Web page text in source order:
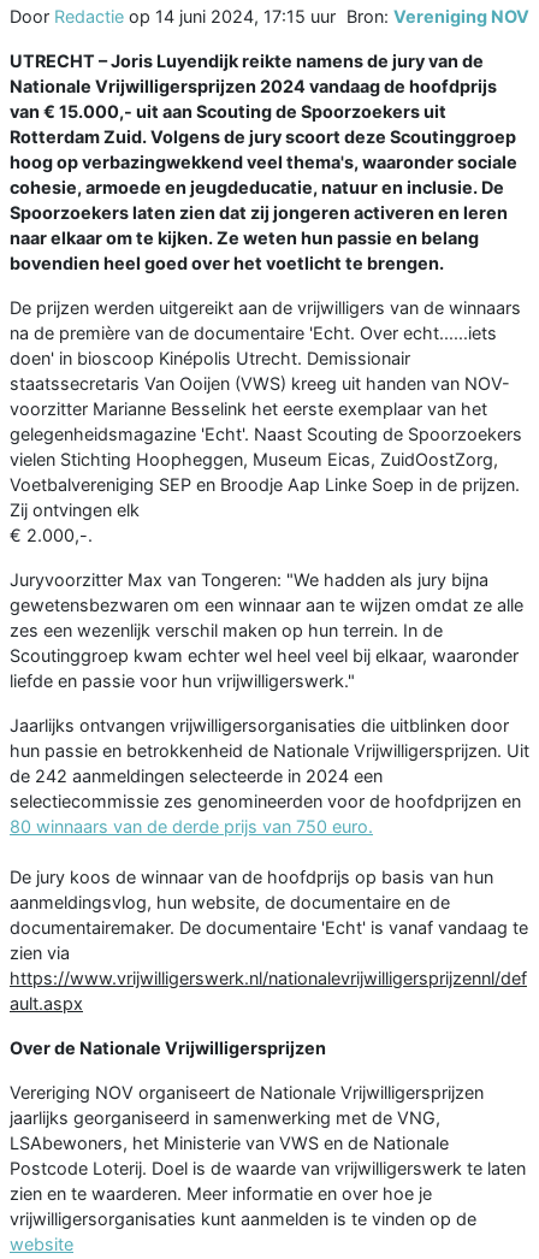
Door Redactie op 14 juni 2024, 17:15 uur Bron: Vereniging NOV
UTRECHT – Joris Luyendijk reikte namens de jury van de
Nationale Vrijwilligersprijzen 2024 vandaag de hoofdprijs
van € 15.000,- uit aan Scouting de Spoorzoekers uit
Rotterdam Zuid. Volgens de jury scoort deze Scoutinggroep
hoog op verbazingwekkend veel thema's, waaronder sociale
cohesie, armoede en jeugdeducatie, natuur en inclusie. De
Spoorzoekers laten zien dat zij jongeren activeren en leren
naar elkaar om te kijken. Ze weten hun passie en belang
bovendien heel goed over het voetlicht te brengen.
De prijzen werden uitgereikt aan de vrijwilligers van de winnaars
na de première van de documentaire 'Echt. Over echt......iets
doen' in bioscoop Kinépolis Utrecht. Demissionair
staatssecretaris Van Ooijen (VWS) kreeg uit handen van NOV-
voorzitter Marianne Besselink het eerste exemplaar van het
gelegenheidsmagazine 'Echt'. Naast Scouting de Spoorzoekers
vielen Stichting Hoopheggen, Museum Eicas, ZuidOostZorg,
Voetbalvereniging SEP en Broodje Aap Linke Soep in de prijzen.
Zij ontvingen elk
€ 2.000,-.
Juryvoorzitter Max van Tongeren: "We hadden als jury bijna
gewetensbezwaren om een winnaar aan te wijzen omdat ze alle
zes een wezenlijk verschil maken op hun terrein. In de
Scoutinggroep kwam echter wel heel veel bij elkaar, waaronder
liefde en passie voor hun vrijwilligerswerk."
Jaarlijks ontvangen vrijwilligersorganisaties die uitblinken door
hun passie en betrokkenheid de Nationale Vrijwilligersprijzen. Uit
de 242 aanmeldingen selecteerde in 2024 een
selectiecommissie zes genomineerden voor de hoofdprijzen en
80 winnaars van de derde prijs van 750 euro.
De jury koos de winnaar van de hoofdprijs op basis van hun
aanmeldingsvlog, hun website, de documentaire en de
documentairemaker. De documentaire 'Echt' is vanaf vandaag te
zien via
https://www.vrijwilligerswerk.nl/nationalevrijwilligersprijzennl/def
ault.aspx
Over de Nationale Vrijwilligersprijzen
Vereriging NOV organiseert de Nationale Vrijwilligersprijzen
jaarlijks georganiseerd in samenwerking met de VNG,
LSAbewoners, het Ministerie van VWS en de Nationale
Postcode Loterij. Doel is de waarde van vrijwilligerswerk te laten
zien en te waarderen. Meer informatie en over hoe je
vrijwilligersorganisaties kunt aanmelden is te vinden op de
website